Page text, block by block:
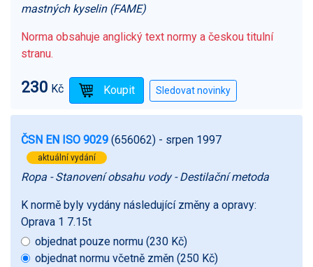
mastných kyselin (FAME)
Norma obsahuje anglický text normy a českou titulní
stranu.
230 Kč
ČSN EN ISO 9029 (656062) - srpen 1997
aktuální vydání
Ropa - Stanovení obsahu vody - Destilační metoda
K normě byly vydány následující změny a opravy:
Oprava 1 7.15t
objednat pouze normu (230 Kč)
objednat normu včetně změn (250 Kč)